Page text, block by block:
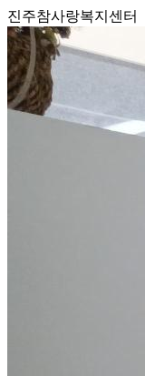
진주참사랑복지센터